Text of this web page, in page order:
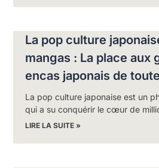
La pop culture
mangas : La place aux
encas japonais de
La pop culture japonaise est un
qui a su conquérir le cœur de
LIRE LA SUITE »